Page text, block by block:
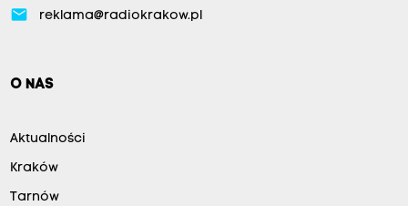
email reklama@radiokrakow.pl
O NAS
Aktualności
Kraków
Tarnów